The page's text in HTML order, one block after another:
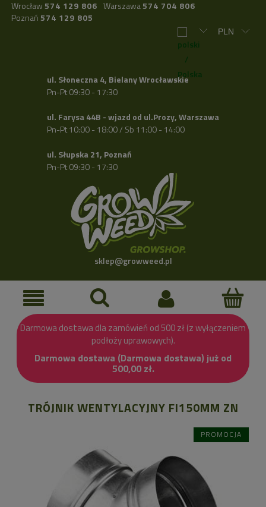
Wrocław 574 129 806 Warszawa574 704 806
Poznań 574 129 805
ul. Słoneczna 4, Bielany Wrocławskie
Pn-Pt 09:30 - 17:30
ul. Farysa 44B - wjazd od ul.Prozy, Warszawa
Pn-Pt 10:00 - 18:00 / Sb 11:00 - 14:00
ul. Słupska 21, Poznań
Pn-Pt 09:30 - 17:30
sklep@growweed.pl
Darmowa dostawa dla zamówień od 500 zł (z wyłączeniem
podłoży uprawowych).
Darmowa dostawa (Darmowa dostawa) już od
500,00 zł.
TRÓJNIK WENTYLACYJNY FI150MM ZN
PROMOCJA